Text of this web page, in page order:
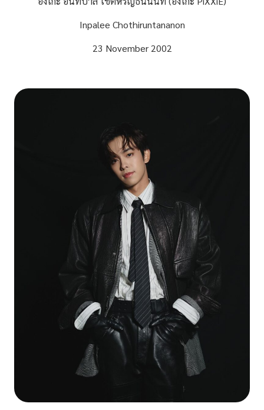
Inpalee Chothiruntananon
23 November 2002